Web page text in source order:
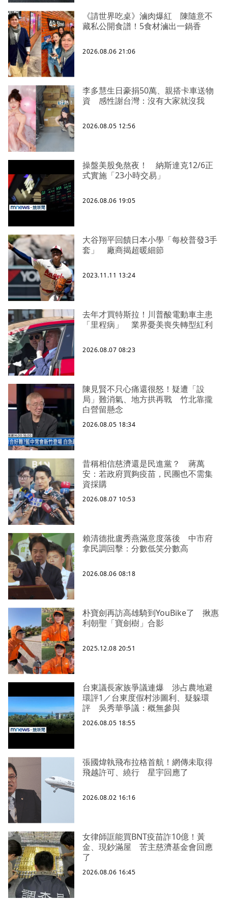
《請世界吃桌》滷肉爆紅 陳隨意不
藏私公開食譜！5食材滷出一鍋香
2026.08.06 21:06
李多慧生日豪捐50萬、親搭卡車送物
資 感性謝台灣：沒有大家就沒我
2026.08.05 12:56
操盤美股免熬夜！ 納斯達克12/6正
式實施「23小時交易」
2026.08.06 19:05
大谷翔平回饋日本小學「每校普發3手
套」 廠商揭超暖細節
2023.11.11 13:24
去年才買特斯拉！川普酸電動車主患
「里程病」 業界憂美喪失轉型紅利
2026.08.07 08:23
陳見賢不只心痛還很怒！疑遭「設
局」難消氣、地方拱再戰 竹北靠攏
白營留懸念
2026.08.05 18:34
昔稱相信慈濟還是民進黨？ 蔣萬
安：若政府買夠疫苗，民團也不需集
資採購
2026.08.07 10:53
賴清德批盧秀燕滿意度落後 中市府
拿民調回擊：分數低笑分數高
2026.08.06 08:18
朴寶劍再訪高雄騎到YouBike了 揪惠
利朝聖「寶劍樹」合影
2025.12.08 20:51
台東議長家族爭議連爆 涉占農地避
環評1／台東度假村涉圖利、疑躲環
評 吳秀華爭議：概無參與
2026.08.05 18:55
張國煒執飛布拉格首航！網傳未取得
飛越許可、繞行 星宇回應了
2026.08.02 16:16
女律師誆能買BNT疫苗詐10億！黃
金、現鈔滿屋 苦主慈濟基金會回應
了
2026.08.06 16:45